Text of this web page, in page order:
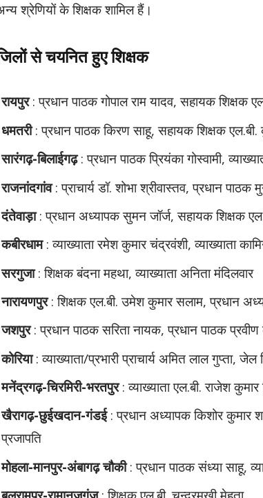
श्रेणियों के शिक्षक शामिल हैं।
से चयनित हुए शिक्षक
रायपुर: प्रधान पाठक गोपाल राम यादव, सहायक शिक्षक
धमतरी: प्रधान पाठक किरण साहू, सहायक शिक्षक एल.बी.
सारंगढ़-बिलाईगढ़: प्रधान पाठक प्रियंका गोस्वामी,
राजनांदगांव: प्राचार्य डॉ. शोभा श्रीवास्तव, प्रधान पाठक
दंतेवाड़ा: प्रधान अध्यापक सुमन जॉर्ज, सहायक शिक्षक
कबीरधाम: व्याख्याता रमेश कुमार चंद्रवंशी, व्याख्याता
सरगुजा: शिक्षक बंदना महथा, व्याख्याता अनिता मंदिलवार
नारायणपुर: शिक्षक एल.बी. उमेश कुमार सलाम, प्रधान
जशपुर: प्रधान पाठक सरिता नायक, प्रधान पाठक
कोरिया: व्याख्याता/प्रभारी प्राचार्य अमित लाल गुप्ता, जेल
मनेंद्रगढ़-चिरमिरी-भरतपुर: व्याख्याता एल.बी. राजेश कुमार
खैरागढ़-छुईखदान-गंडई: प्रधान अध्यापक किशोर कुमार
प्रजापति
मोहला-मानपुर-अंबागढ़ चौकी: प्रधान पाठक संध्या साहू,